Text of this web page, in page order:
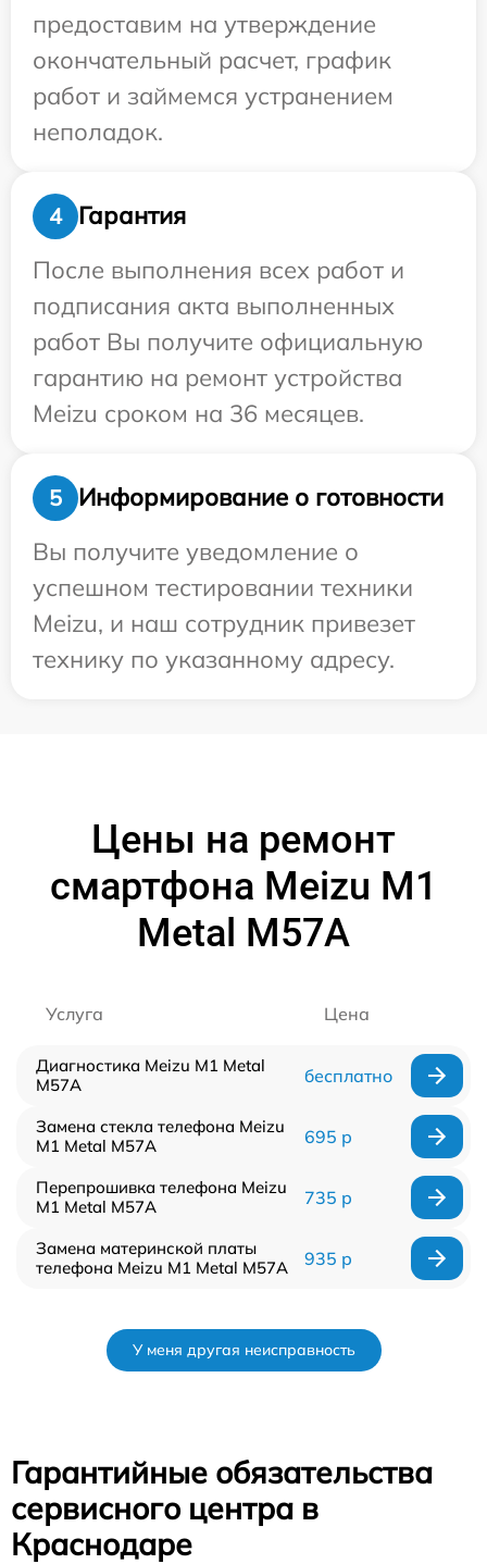
предоставим на утверждение
окончательный расчет, график
работ и займемся устранением
неполадок.
4
Гарантия
После выполнения всех работ и
подписания акта выполненных
работ Вы получите официальную
гарантию на ремонт устройства
Meizu сроком на 36 месяцев.
5
Информирование о готовности
Вы получите уведомление о
успешном тестировании техники
Meizu, и наш сотрудник привезет
технику по указанному адресу.
Цены на ремонт
смартфона Meizu M1
Metal M57A
Услуга Цена
Диагностика Meizu M1 Metal
M57A
бесплатно
Замена стекла телефона Meizu
M1 Metal M57A
695 р
Перепрошивка телефона Meizu
M1 Metal M57A
735 р
Замена материнской платы
телефона Meizu M1 Metal M57A
935 р
У меня другая неисправность
Гарантийные обязательства
сервисного центра в
Краснодаре